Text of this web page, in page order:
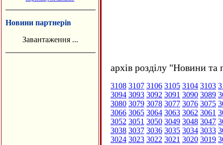
Новини партнерів
Завантаження ...
архів розділу "Новини та
3108 3107 3106 3105 3104 3103
3094 3093 3092 3091 3090 3089
3080 3079 3078 3077 3076 3075
3066 3065 3064 3063 3062 3061
3052 3051 3050 3049 3048 3047
3038 3037 3036 3035 3034 3033
3024 3023 3022 3021 3020 3019